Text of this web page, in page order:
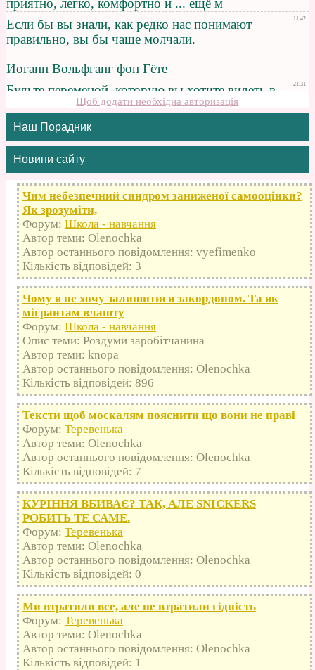
Щоб додати необхідна авторизація
Наш Порадник
Новини сайту
Чим небезпечний синдром заниженої самооцінки?
Як зрозуміти,
Форум: Школа - навчання
Автор теми: Olenochka
Автор останнього повідомлення: vyefimenko
Кількість відповідей: 3
Чому я не хочу залишитися закордоном. Та як
мігрантам влашту
Форум: Школа - навчання
Опис теми: Роздуми заробітчанина
Автор теми: knopa
Автор останнього повідомлення: Olenochka
Кількість відповідей: 896
Тексти щоб москалям пояснити що вони не праві
Форум: Теревенька
Автор теми: Olenochka
Автор останнього повідомлення: Olenochka
Кількість відповідей: 7
КУРІННЯ ВБИВАЄ? ТАК, АЛЕ SNICKERS
РОБИТЬ ТЕ САМЕ.
Форум: Теревенька
Автор теми: Olenochka
Автор останнього повідомлення: Olenochka
Кількість відповідей: 0
Ми втратили все, але не втратили гідність
Форум: Теревенька
Автор теми: Olenochka
Автор останнього повідомлення: Olenochka
Кількість відповідей: 1